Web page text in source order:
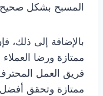
المسبح بشكل
بالإضافة إلى ذلك،
ممتازة ورضا العملاء
فريق العمل
ممتازة وتحقق